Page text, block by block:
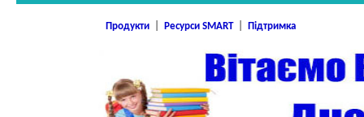
Продукти Ресурси SMART| Підтримка